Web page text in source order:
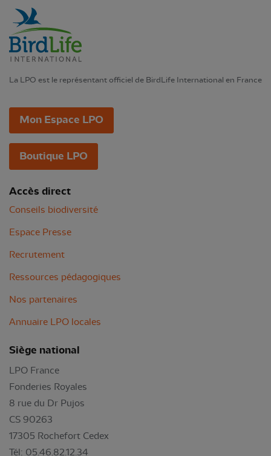
La LPO est le représentant officiel de BirdLife International en France
Mon Espace LPO
Boutique LPO
Accès direct
Conseils biodiversité
Espace Presse
Recrutement
Ressources pédagogiques
Nos partenaires
Annuaire LPO locales
Siège national
LPO France
Fonderies Royales
8 rue du Dr Pujos
CS 90263
17305 Rochefort Cedex
Tél: 05.46.82.12.34